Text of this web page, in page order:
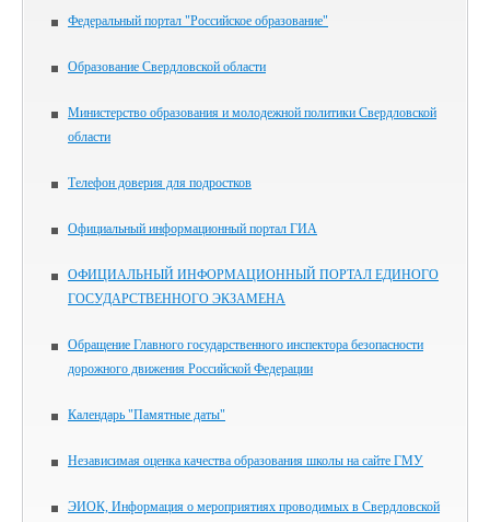
Федеральный портал "Российское образование"
Образование Свердловской области
Министерство образования и молодежной политики Свердловской
области
Телефон доверия для подростков
Официальный информационный портал ГИА
ОФИЦИАЛЬНЫЙ ИНФОРМАЦИОННЫЙ ПОРТАЛ ЕДИНОГО
ГОСУДАРСТВЕННОГО ЭКЗАМЕНА
Обращение Главного государственного инспектора безопасности
дорожного движения Российской Федерации
Календарь "Памятные даты"
Независимая оценка качества образования школы на сайте ГМУ
ЭИОК, Информация о мероприятиях проводимых в Свердловской